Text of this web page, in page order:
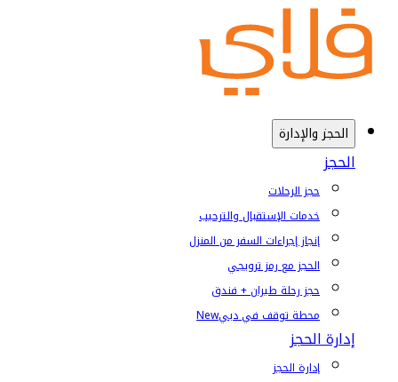
الحجز والإدارة
الحجز
حجز الرحلات
خدمات الإستقبال والترحيب
إنجاز إجراءات السفر من المنزل
الحجز مع رمز ترويجي
حجز رحلة طيران + فندق
محطة توقف في دبيNew
إدارة الحجز
إدارة الحجز